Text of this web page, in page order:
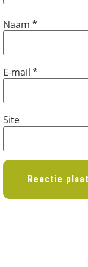
Naam *
E-mail *
Site